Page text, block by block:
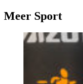
Meer Sport